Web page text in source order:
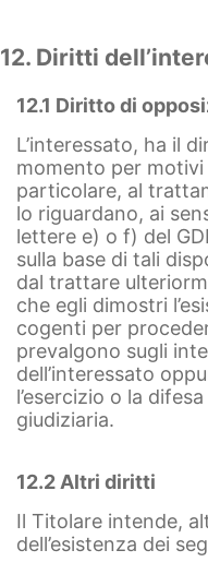
12. Diritti
12.1 Diritto di
L’interessato, ha il
momento per motivi
particolare, al
lo riguardano, ai
lettere e) o f) del
sulla base di tali
dal trattare
che egli dimostri
cogenti per
prevalgono sugli
dell’interessato
l’esercizio o la
giudiziaria.
12.2 Altri diritti
Il Titolare intende,
dell’esistenza dei